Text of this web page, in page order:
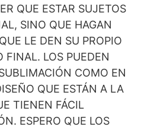
QUE ESTAR SUJETOS
SINO QUE HAGAN
LE DEN SU PROPIO
FINAL. LOS PUEDEN
COMO EN
QUE ESTÁN A LA
TIENEN FÁCIL
ESPERO QUE LOS